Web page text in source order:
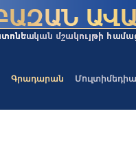
Գրադարան Մուլտիմեդիա